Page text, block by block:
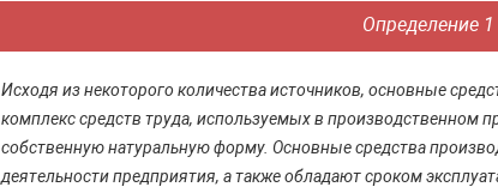
Определение 1
Исходя из некоторого количества источников, основные
комплекс средств труда, используемых в производственном
собственную натуральную форму. Основные средства
деятельности предприятия, а также обладают сроком